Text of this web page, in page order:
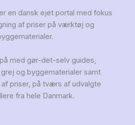
en dansk ejet portal med fokus
af priser på værktøj og
med gør-det-selv guides,
og byggematerialer samt
af priser, på tværs af udvalgte
fra hele Danmark.